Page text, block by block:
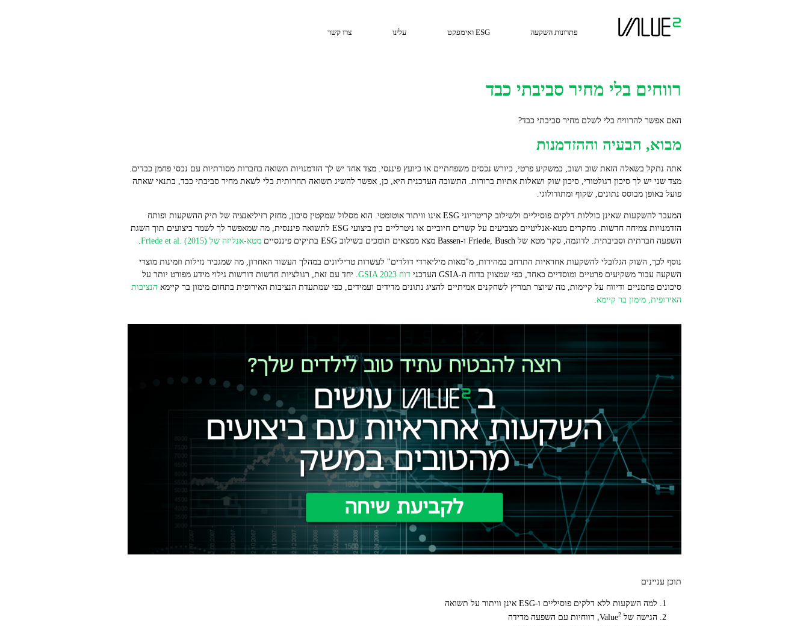
פתרונות השקעה ESG ואימפקט עלינו צרו קשר
רווחים בלי מחיר סביבתי כבד
האם אפשר להרוויח בלי לשלם מחיר סביבתי כבד?
מבוא, הבעיה וההזדמנות
אתה נתקל בשאלה הזאת שוב ושוב, כמשקיע פרטי, כיורש נכסים משפחתיים או כיועץ פיננסי. מצד אחד יש לך הזדמנויות תשואה בחברות מסורתיות עם נכסי פחמן כבדים.
מצד שני יש לך סיכון רגולטורי, סיכון שוק ושאלות אתיות ברורות. התשובה העדכנית היא, כן, אפשר להשיג תשואה תחרותית בלי לשאת מחיר סביבתי כבד, בתנאי שאתה
פועל באופן מבוסס נתונים, שקוף ומתודולוגי.
המעבר להשקעות שאינן כוללות דלקים פוסיליים ולשילוב קריטריוני ESG אינו וויתור אוטומטי. הוא מסלול שמקטין סיכון, מחזק רזיליאנציה של תיק ההשקעות ופותח
הזדמנויות צמיחה חדשות. מחקרים מטא‑אנליטיים מצביעים על קשרים חיוביים או ניטרליים בין ביצועי ESG לתשואה פיננסית, מה שמאפשר לך לשמר ביצועים תוך השגת
השפעה חברתית וסביבתית. לדוגמה, סקר מטא של Friede, Busch ו‑Bassen מצא ממצאים תומכים בשילוב ESG בתיקים פיננסיים
מטא‑אנליזה של Friede et al. (2015)
נוסף לכך, השוק הגלובלי להשקעות אחראיות התרחב במהירות, מ"מאות מיליארדי דולרים" לעשרות טריליונים במהלך העשור האחרון, מה שמגביר נזילות וזמינות מוצרי
השקעה עבור משקיעים פרטיים ומוסדיים כאחד, כפי שמצוין בדוח ה‑GSIA העדכני
דוח GSIA 2023
. יחד עם זאת, רגולציות חדשות דורשות גילוי מידע מפורט יותר על
סיכונים פחמניים ודיווח על קיימות, מה שיוצר תמריץ לשחקנים אמיתיים להציג נתונים מדידים ועמידים, כפי שמתעדת הנציבות האירופית בתחום מימון בר קיימא הנציבות
האירופית, מימון בר קיימא.
תוכן עניינים
למה השקעות ללא דלקים פוסיליים ו‑ESG אינן וויתור על תשואה
הגישה של Value 2
, רווחיות עם השפעה מדידה